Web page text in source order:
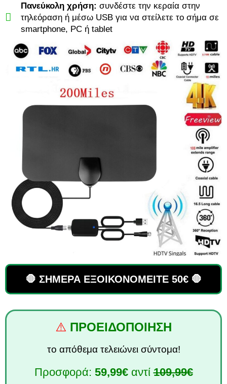
Πανεύκολη χρήση: συνδέστε την κεραία στην
τηλεόραση ή μέσω USB για να στείλετε το σήμα σε
smartphone, PC ή tablet
🛑 ΣΗΜΕΡΑ ΕΞΟΙΚΟΝΟΜΕΙΤΕ 50€ 🛑
⚠️ ΠΡΟΕΙΔΟΠΟΙΗΣΗ
το απόθεμα τελειώνει σύντομα!
Προσφορά: 59,99€ αντί109,99€